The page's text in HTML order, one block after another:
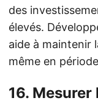
des
élevés.
aide à maintenir
même en
16. Mesurer